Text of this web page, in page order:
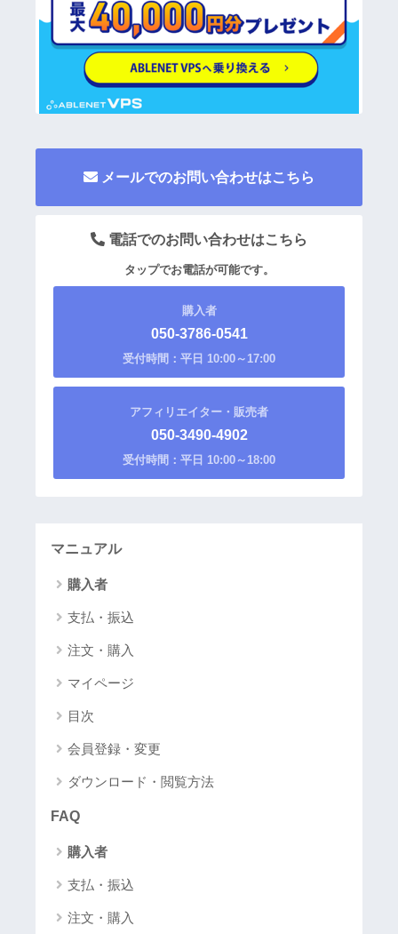
メールでのお問い合わせはこちら
電話でのお問い合わせはこちら
タップでお電話が可能です。
購入者
050-3786-0541
受付時間：平日 10:00～17:00
アフィリエイター・販売者
050-3490-4902
受付時間：平日 10:00～18:00
マニュアル
購入者
支払・振込
注文・購入
マイページ
目次
会員登録・変更
ダウンロード・閲覧方法
FAQ
購入者
支払・振込
注文・購入